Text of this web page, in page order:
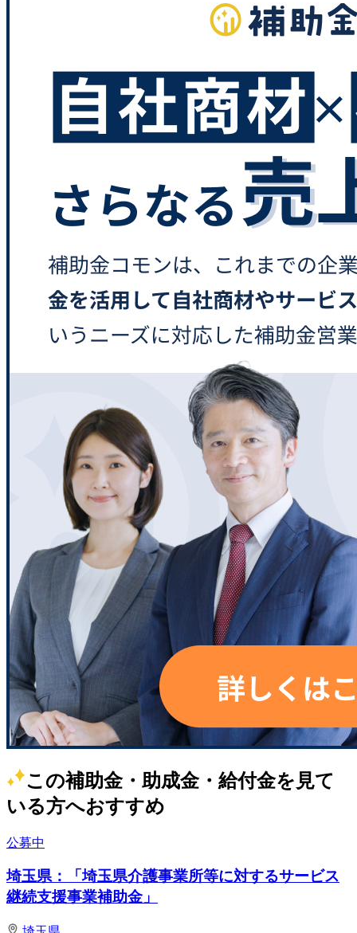
この補助金・助成金・給付金を見て
いる方へおすすめ
公募中
埼玉県：「埼玉県介護事業所等に対するサービス
継続支援事業補助金」